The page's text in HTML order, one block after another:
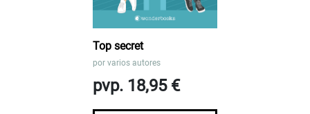
Top secret
por varios autores
pvp. 18,95 €